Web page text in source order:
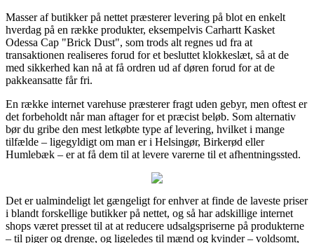
Masser af butikker på nettet præsterer levering på blot en enkelt
hverdag på en række produkter, eksempelvis Carhartt Kasket
Odessa Cap "Brick Dust", som trods alt regnes ud fra at
transaktionen realiseres forud for et besluttet klokkeslæt, så at de
med sikkerhed kan nå at få ordren ud af døren forud for at de
pakkeansatte får fri.
En række internet varehuse præsterer fragt uden gebyr, men oftest er
det forbeholdt når man aftager for et præcist beløb. Som alternativ
bør du gribe den mest letkøbte type af levering, hvilket i mange
tilfælde – ligegyldigt om man er i Helsingør, Birkerød eller
Humlebæk – er at få dem til at levere varerne til et afhentningssted.
Det er ualmindeligt let gængeligt for enhver at finde de laveste priser
i blandt forskellige butikker på nettet, og så har adskillige internet
shops været presset til at at reducere udsalgspriserne på produkterne
– til piger og drenge, og ligeledes til mænd og kvinder – voldsomt,